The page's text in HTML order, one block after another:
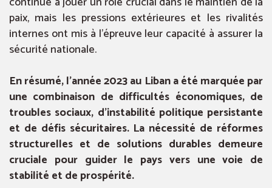
paix, mais les pressions extérieures et les rivalités
internes ont mis à l’épreuve leur capacité à assurer la
sécurité nationale.
En résumé, l’année 2023 au Liban a été marquée par
une combinaison de difficultés économiques, de
troubles sociaux, d’instabilité politique persistante
et de défis sécuritaires. La nécessité de réformes
structurelles et de solutions durables demeure
cruciale pour guider le pays vers une voie de
stabilité et de prospérité.